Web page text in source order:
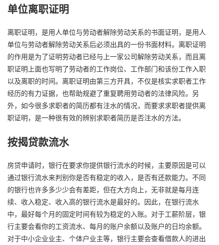
单位离职证明
离职证明，是用人单位与劳动者解除劳动关系的书面证明，是用人
单位与劳动者解除劳动关系后必须出具的一份书面材料。离职证明
的作用是为了证明劳动者已经与上一家公司解除劳动关系，而且离
职证明上面也写明了劳动者的工作岗位、工作部门和该份工作入职
以及离职的时间。离职证明由第三方开具，不仅是核实求职者工作
经历的有力证据，也帮助规避了重复聘用劳动者的法律风险。另
外，如今很多求职者的简历都有注水的情况，而要求求职者提供离
职证明，是一种很有效的辨别求职者简历是否注水的方法。
按揭贷款流水
房贷申请时，银行在要求你提供银行流水的时候，主要原因是可以
通过银行流水来判别你是否有稳定的收入，是否有还款能力。不同
的银行也许多多少少会有差距，但在大方向上，无非就是每月连
续、收入稳定、收入高的银行流水是最好的。因此，在银行流水
中，最好每个月的固定时间有较为稳定的入账。对于工薪阶层，银
行主要会看你的工资流水、每月的账户余额以及账户的日均余额。
对于中小企业业主、个体户业主等，银行主要会查看借款人的进出